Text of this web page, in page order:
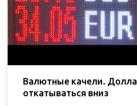
Валютные качели.
откатываться вниз